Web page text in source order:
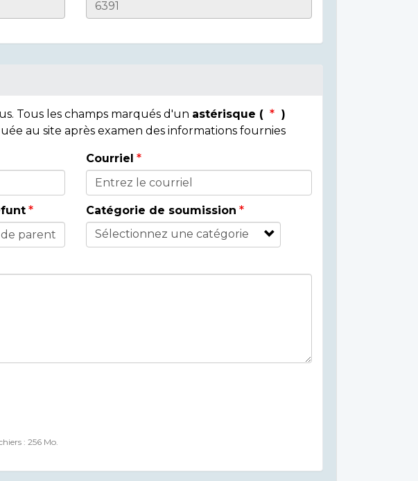
Tous les champs marqués d'un astérisque (
)
au site après examen des informations fournies
Courriel
Catégorie de soumission
: 256 Mo.